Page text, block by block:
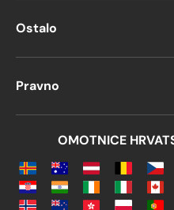
Ostalo
Pravno
OMOTNICE